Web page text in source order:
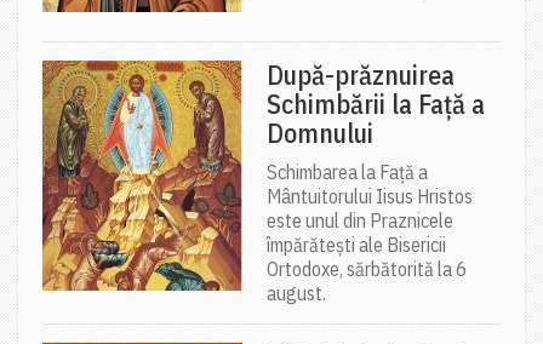
După-prăznuirea
Schimbării la Față a
Domnului
Schimbarea la Față a
Mântuitorului Iisus Hristos
este unul din Praznicele
împărătești ale Bisericii
Ortodoxe, sărbătorită la 6
august.